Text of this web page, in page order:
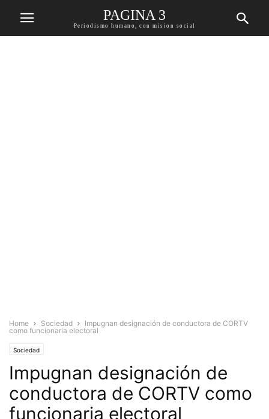
PAGINA 3
Periodismo humano, con mision social
Home Sociedad
Impugnan designación de conductora de CORTV
como funcionaria electoral
Sociedad
Impugnan designación de
conductora de CORTV como
funcionaria electoral